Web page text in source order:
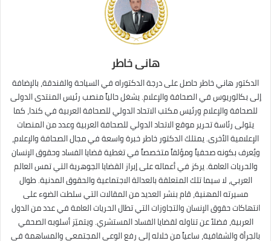
هانى خاطر
الدكتور هاني خاطر حاصل على درجة الدكتوراه في السياحة والفندقة، بالإضافة
إلى بكالوريوس في الصحافة والإعلام. يشغل حالياً منصب رئيس المنتدى الدولى
للصحافة والإعلام ورئيس مكتب الاتحاد الدولي للصحافة العربية في كندا، كما
يتولى رئاسة تحرير موقع الاتحاد الدولي للصحافة العربية وعدد من المنصات
الإعلامية الأخرى. يمتلك الدكتور خاطر خبرة واسعة في مجال الصحافة والإعلام،
ويُعرف بكونه صحفياً ومؤلفاً متخصصاً في تغطية قضايا الفساد وحقوق الإنسان
والحريات العامة. يركز في أعماله على إبراز القضايا الجوهرية التي تمس العالم
العربي، لا سيما تلك المتعلقة بالعدالة الاجتماعية والحقوق المدنية. طوال
مسيرته المهنية، قام بنشر العديد من المقالات التي سلطت الضوء على
انتهاكات حقوق الإنسان والتجاوزات التي تطال الحريات العامة في عدد من الدول
العربية، فضلاً عن تناوله لقضايا الفساد المستشري. ويتميّز أسلوبه الصحفي
بالجرأة والشفافية، ساعياً من خلاله إلى رفع الوعي المجتمعي والمساهمة في